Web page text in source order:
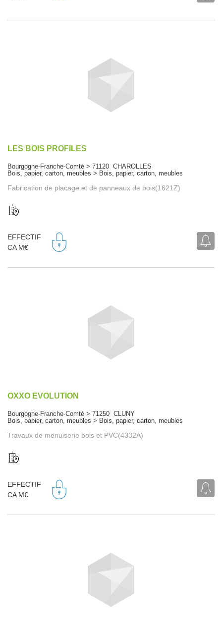
LES BOIS PROFILES
Bourgogne-Franche-Comté > 71120 CHAROLLES
Bois, papier, carton, meubles > Bois, papier, carton, meubles
Fabrication de placage et de panneaux de bois(1621Z)
EFFECTIF
CA M€
OXXO EVOLUTION
Bourgogne-Franche-Comté > 71250 CLUNY
Bois, papier, carton, meubles > Bois, papier, carton, meubles
Travaux de menuiserie bois et PVC(4332A)
EFFECTIF
CA M€